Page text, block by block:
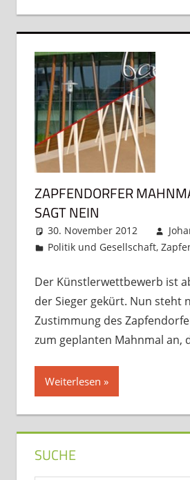
ZAPFENDORFER
SAGT NEIN
30. November 2012
Politik und Gesellschaft,
Der Künstlerwettbewerb ist
der Sieger gekürt. Nun steht
Zustimmung des
zum geplanten Mahnmal an,
Weiterlesen
SUCHE